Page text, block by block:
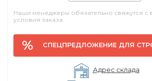
Наши менеджеры обязательно свяжутся с
условия заказа
СПЕЦПРЕДЛОЖЕНИЕ ДЛЯ
Адрес склада